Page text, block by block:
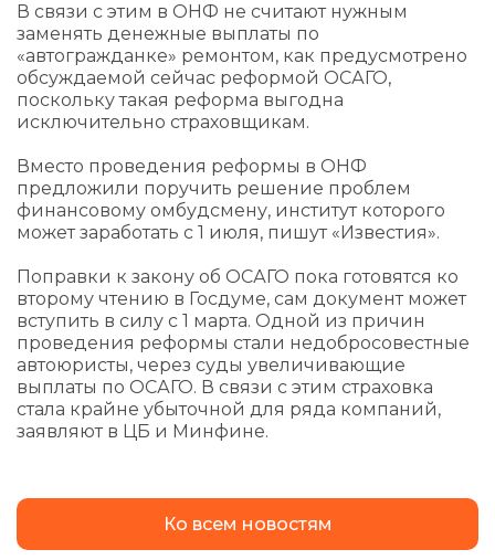
В связи с этим в ОНФ не считают нужным
заменять денежные выплаты по
«автогражданке» ремонтом, как предусмотрено
обсуждаемой сейчас реформой ОСАГО,
поскольку такая реформа выгодна
исключительно страховщикам.
Вместо проведения реформы в ОНФ
предложили поручить решение проблем
финансовому омбудсмену, институт которого
может заработать с 1 июля, пишут «Известия».
Поправки к закону об ОСАГО пока готовятся ко
второму чтению в Госдуме, сам документ может
вступить в силу с 1 марта. Одной из причин
проведения реформы стали недобросовестные
автоюристы, через суды увеличивающие
выплаты по ОСАГО. В связи с этим страховка
стала крайне убыточной для ряда компаний,
заявляют в ЦБ и Минфине.
Ко всем новостям